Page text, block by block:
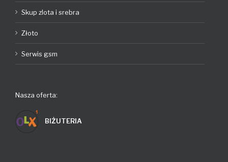
Skup zlota i srebra
Złoto
Serwis gsm
Nasza oferta:
BIŻUTERIA